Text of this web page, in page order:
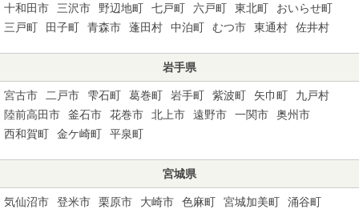
十和田市 三沢市 野辺地町 七戸町 六戸町 東北町
おいらせ町
三戸町
田子町 青森市 蓬田村 中泊町 むつ市 東通村 佐井村
岩手県
宮古市 二戸市 雫石町 葛巻町 岩手町 紫波町 矢巾町
九戸村
陸前高田市
釜石市 花巻市 北上市 遠野市 一関市
奥州市
西和賀町
金ケ崎町 平泉町
宮城県
気仙沼市 登米市 栗原市 大崎市 色麻町 宮城加美町
涌谷町